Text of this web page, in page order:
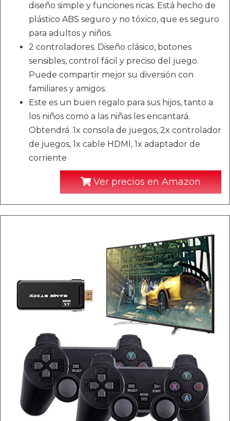
diseño simple y funciones ricas. Está hecho de
plástico ABS seguro y no tóxico, que es seguro
para adultos y niños.
2 controladores. Diseño clásico, botones
sensibles, control fácil y preciso del juego.
Puede compartir mejor su diversión con
familiares y amigos.
Este es un buen regalo para sus hijos, tanto a
los niños como a las niñas les encantará.
Obtendrá .1x consola de juegos, 2x controlador
de juegos, 1x cable HDMI, 1x adaptador de
corriente
Ver precios en Amazon